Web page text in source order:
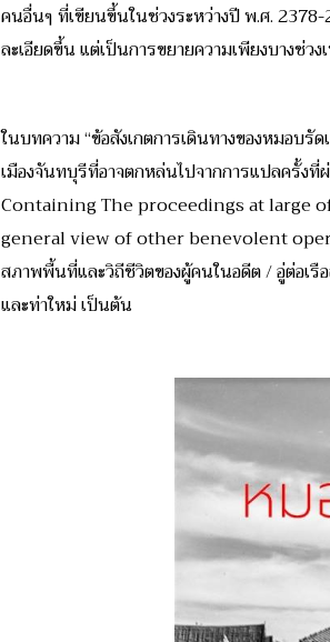
คนอื่นๆ ที่เขียนขึ้นในช่วงระหว่างปี พ.ศ.
ละเอียดขึ้น แต่เป็นการขยายความเพียงบางช่วง
ในบทความ “ข้อสังเกตการเดินทางของหมอบ
เมืองจันทบุรีที่อาจตกหล่นไปจากการแปลครั้ง
Containing The proceedings at large
general view of other benevolent
สภาพพื้นที่และวิถีชีวิตของผู้คนในอดีต / อู่ต่อเรื
และท่าใหม่ เป็นต้น